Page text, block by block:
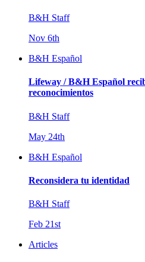
B&H Staff
Nov 6th
B&H Español
Lifeway / B&H Español
reconocimientos
B&H Staff
May 24th
B&H Español
Reconsidera tu identidad
B&H Staff
Feb 21st
Articles